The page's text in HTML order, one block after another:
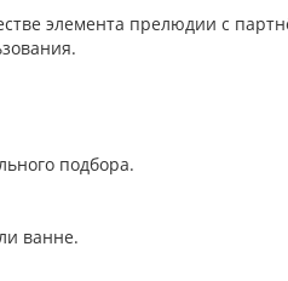
элемента прелюдии с
подбора.
ванне.